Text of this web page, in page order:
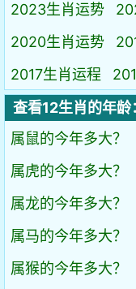
2023生肖运势
2020生肖运势
2017生肖运程
查看12生肖的年龄
属鼠的今年多大？
属虎的今年多大？
属龙的今年多大？
属马的今年多大？
属猴的今年多大？